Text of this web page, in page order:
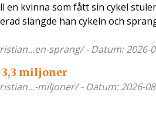
en kvinna som fått sin cykel
slängde han cykeln och
sprang/ - Datum: 2026-
miljoner
miljoner/ - Datum: 2026-